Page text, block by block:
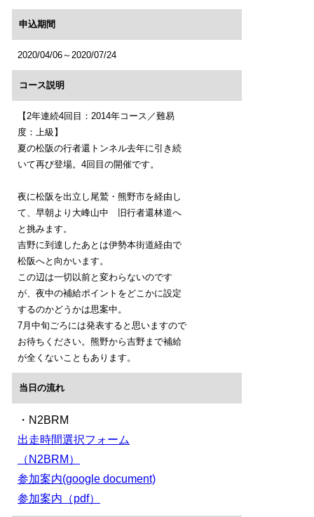
申込期間
2020/04/06～2020/07/24
コース説明
【2年連続4回目：2014年コース／難易
度：上級】
夏の松阪の行者還トンネル去年に引き続
いて再び登場。4回目の開催です。
夜に松阪を出立し尾鷲・熊野市を経由し
て、早朝より大峰山中 旧行者還林道へ
と挑みます。
吉野に到達したあとは伊勢本街道経由で
松阪へと向かいます。
この辺は一切以前と変わらないのです
が、夜中の補給ポイントをどこかに設定
するのかどうかは思案中。
7月中旬ごろには発表すると思いますので
お待ちください。熊野から吉野まで補給
が全くないこともあります。
当日の流れ
・N2BRM
出走時間選択フォーム
（N2BRM）
参加案内(google document)
参加案内（pdf）